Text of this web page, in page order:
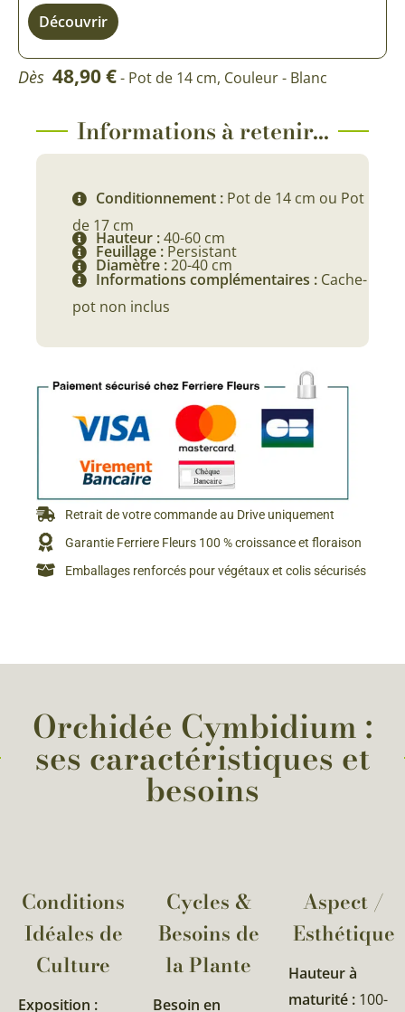
Découvrir
Dès 48,90€- Pot de 14 cm, Couleur - Blanc
Informations à retenir...
Conditionnement : Pot de 14 cm ou Pot
de 17 cm
Hauteur :40-60 cm
Feuillage : Persistant
Diamètre :20-40 cm
Informations complémentaires : Cache-
pot non inclus
Retrait de votre commande au Drive uniquement
Garantie Ferriere Fleurs 100 % croissance et floraison
Emballages renforcés pour végétaux et colis sécurisés
Orchidée Cymbidium :
ses caractéristiques et
besoins
Conditions
Idéales de
Culture
Exposition :
Cycles &
Besoins de
la Plante​
Besoin en
Aspect /
Esthétique
Hauteur à
maturité : 100-